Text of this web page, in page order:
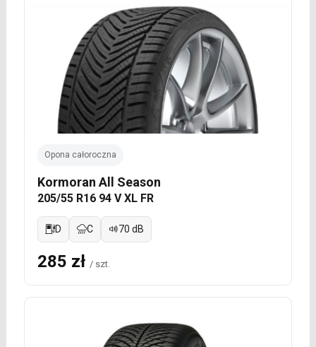
Opona całoroczna
Kormoran All Season
205/55 R16 94 V XL FR
D C 70 dB
285 zł / szt.